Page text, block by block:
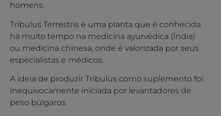
homens.
Tribulus Terrestris é uma planta que é conhecida
há muito tempo na medicina ayurvédica (Índia)
ou medicina chinesa, onde é valorizada por seus
especialistas e médicos.
A ideia de produzir Tribulus como suplemento foi
inequivocamente iniciada por levantadores de
peso búlgaros.